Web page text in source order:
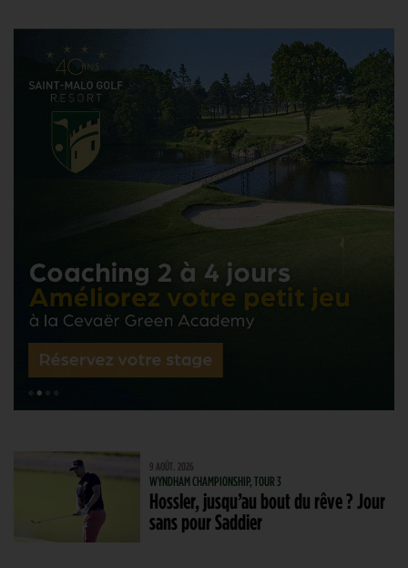
9 AOÛT. 2026
WYNDHAM CHAMPIONSHIP, TOUR 3
Hossler, jusqu’au bout du rêve ? Jour
sans pour Saddier